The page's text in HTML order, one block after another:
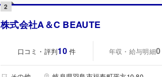
2
株式会社A＆C BEAUTE
口コミ・評判10 件 年収・給与明細0